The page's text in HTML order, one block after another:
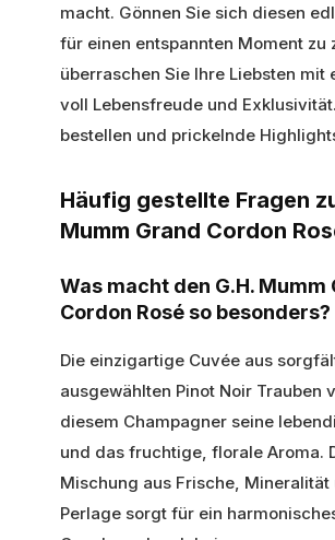
macht. Gönnen Sie sich diesen
für einen entspannten Moment zu
überraschen Sie Ihre Liebsten mit
voll Lebensfreude und
bestellen und prickelnde
Häufig gestellte Fragen
Mumm Grand Cordon
Was macht den G.H. Mumm
Cordon Rosé so besonders?
Die einzigartige Cuvée aus
ausgewählten Pinot Noir Trauben
diesem Champagner seine
und das fruchtige, florale Aroma.
Mischung aus Frische,
Perlage sorgt für ein